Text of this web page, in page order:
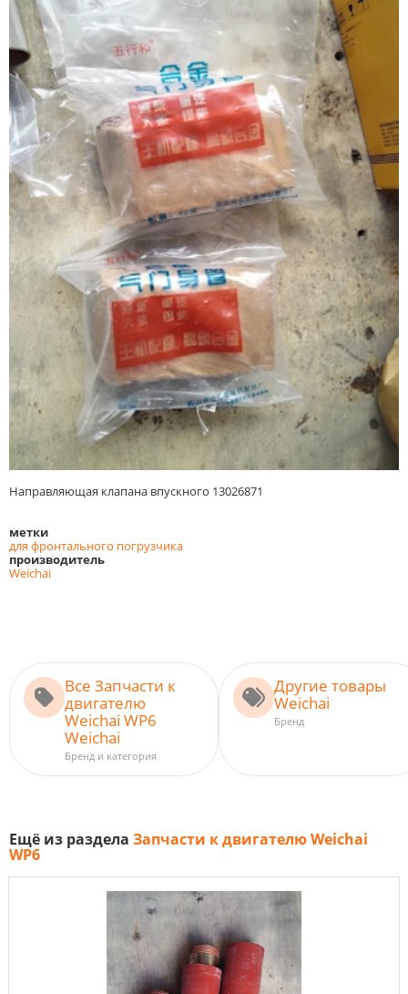
Направляющая клапана впускного 13026871
метки
для фронтального погрузчика
производитель
Weichai
Все Запчасти к
двигателю
Weichai WP6
Weichai
Бренд и категория
Другие товары
Weichai
Бренд
Ещё из раздела Запчасти к двигателю Weichai
WP6